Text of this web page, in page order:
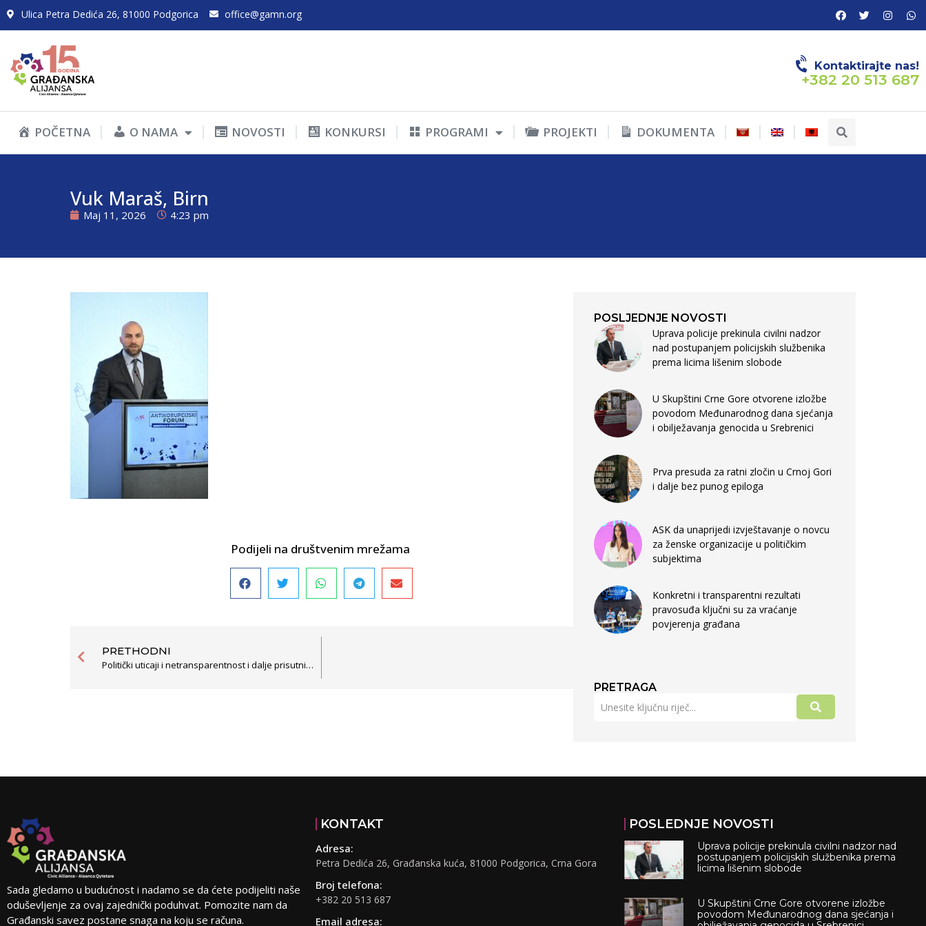
Ulica Petra Dedića 26, 81000 Podgorica office@gamn.org
Kontaktirajte nas!
+382 20 513 687
POČETNA O NAMA NOVOSTI KONKURSI PROGRAMI PROJEKTI DOKUMENTA
Vuk Maraš, Birn
Maj 11, 2026 4:23 pm
Podijeli na društvenim mrežama
PRETHODNI
Politički uticaji i netransparentnost i dalje prisutni u obrazovanju
POSLJEDNJE NOVOSTI
Uprava policije prekinula civilni nadzor
nad postupanjem policijskih službenika
prema licima lišenim slobode
U Skupštini Crne Gore otvorene izložbe
povodom Međunarodnog dana sjećanja
i obilježavanja genocida u Srebrenici
Prva presuda za ratni zločin u Crnoj Gori
i dalje bez punog epiloga
ASK da unaprijedi izvještavanje o novcu
za ženske organizacije u političkim
subjektima
Konkretni i transparentni rezultati
pravosuđa ključni su za vraćanje
povjerenja građana
PRETRAGA
Sada gledamo u budućnost i nadamo se da ćete podijeliti naše
oduševljenje za ovaj zajednički poduhvat. Pomozite nam da
Građanski savez postane snaga na koju se računa.
KONTAKT
Adresa:
Petra Dedića 26, Građanska kuća, 81000 Podgorica, Crna Gora
Broj telefona:
+382 20 513 687
Email adresa:
POSLEDNJE NOVOSTI
Uprava policije prekinula civilni nadzor nad
postupanjem policijskih službenika prema
licima lišenim slobode
U Skupštini Crne Gore otvorene izložbe
povodom Međunarodnog dana sjećanja i